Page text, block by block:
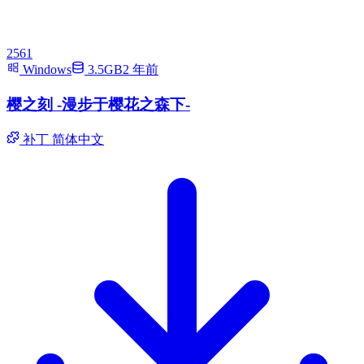
2561
Windows
3.5GB2 年前
樱之刻 -漫步于樱花之森下-
补丁 简体中文